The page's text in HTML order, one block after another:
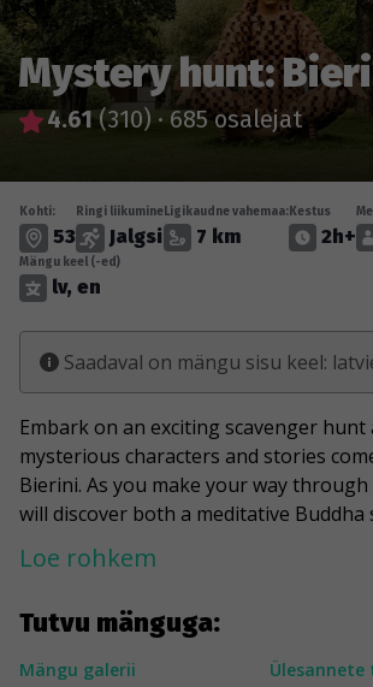
Mystery hunt:
4.61 (310) · 685 osalejat
Tutvu mänguga:
Mängu galerii
Ülesannete
Kohti:
53
Ringi liikumine
Jalgsi
Ligikaudne vahemaa:
7 km
Kestus
2h+
Mängu keel (-ed)
lv, en
Saadaval on mängu sisu keel:
Embark on an exciting scavenger hunt
mysterious characters and stories
Bierini. As you make your way
will discover both a meditative Buddha
environmental object with multiple
encounter a crazy rabbit and find out
Juliet about Heinrich von Rautenfeld's
mother's maid and the cruel treatment
Loe rohkem